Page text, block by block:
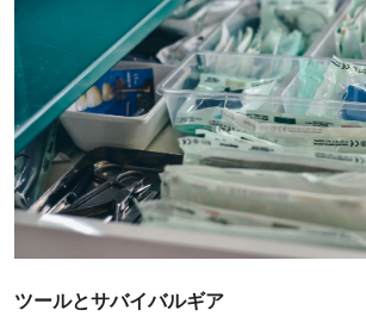
ツールとサバイバルギア